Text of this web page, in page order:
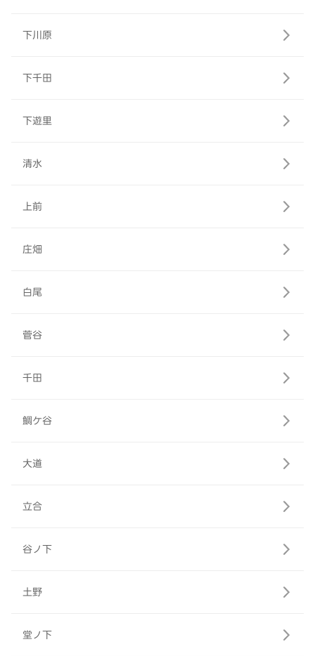
下川原
下千田
下遊里
清水
上前
庄畑
白尾
菅谷
千田
鯛ケ谷
大道
立合
谷ノ下
土野
堂ノ下